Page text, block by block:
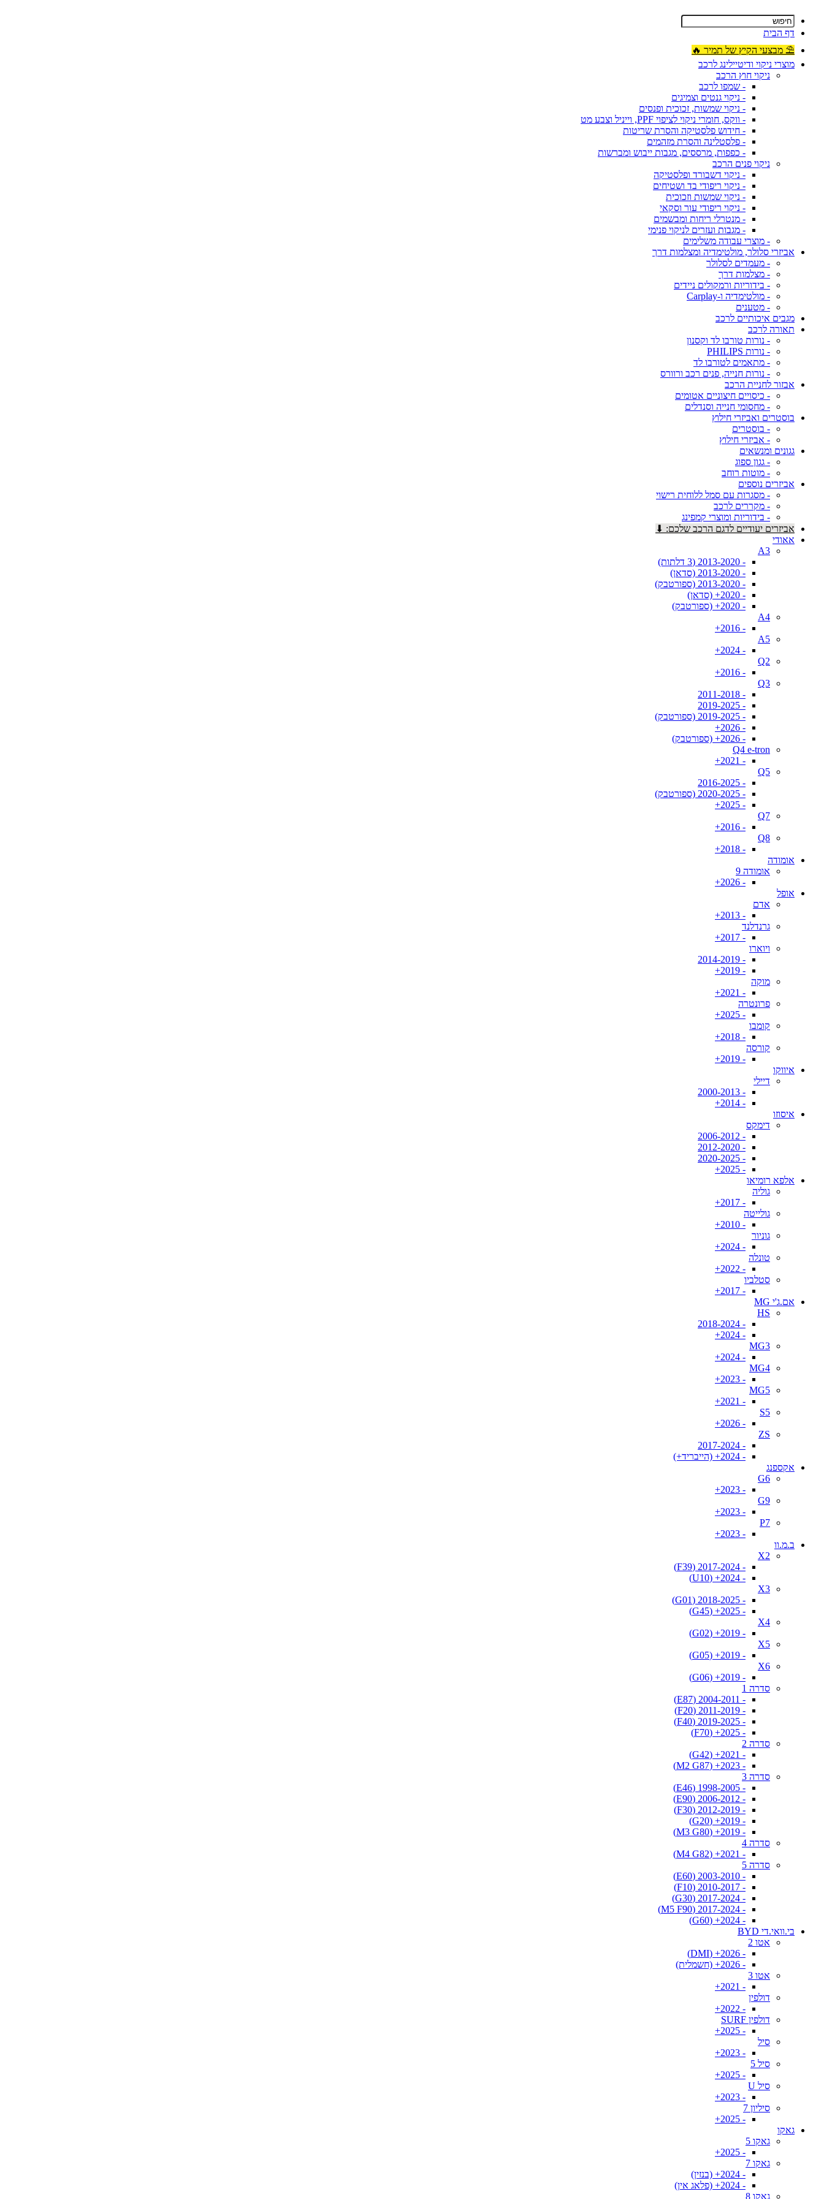
דף הבית
⛱ מבצעי הקיץ של תמיר 🔥
מוצרי ניקוי ודיטיילינג לרכב
ניקוי חוץ הרכב
- שמפו לרכב
- ניקוי גנטים וצמיגים
- ניקוי שמשות, זכוכית ופנסים
- ווקס, חומרי ניקוי לציפוי PPF, וייניל וצבע מט
- חידוש פלסטיקה והסרת שריטות
- פלסטלינה והסרת מזהמים
- כפפות, מרססים, מגבות ייבוש ומברשות
ניקוי פנים הרכב
- ניקוי דשבורד ופלסטיקה
- ניקוי ריפודי בד ושטיחים
- ניקוי שמשות וזכוכית
- ניקוי ריפודי עור וסקאי
- מנטרלי ריחות ומבשמים
- מגבות ועזרים לניקוי פנימי
- מוצרי עבודה משלימים
אביזרי סלולר, מולטימדיה ומצלמות דרך
- מעמדים לסלולר
- מצלמות דרך
- בידוריות ורמקולים ניידים
- מולטימדיה ו-Carplay
- מטענים
מגבים איכותיים לרכב
תאורה לרכב
- נורות טורבו לד וקסנון
- נורות PHILIPS
- מתאמים לטורבו לד
- נורות חנייה, פנים רכב ורוורס
אבזור לחניית הרכב
- כיסויים חיצוניים אטומים
- מחסומי חנייה וסנדלים
בוסטרים ואביזרי חילוץ
- בוסטרים
- אביזרי חילוץ
גגונים ומנשאים
- גגון ספוג
- מוטות רוחב
אביזרים נוספים
- מסגרות עם סמל ללוחית רישוי
- מקררים לרכב
- בידוריות ומוצרי קמפינג
אביזרים יעודיים לדגם הרכב שלכם: ⬇
אאודי
A3
- 2013-2020 (3 דלתות)
- 2013-2020 (סדאן)
- 2013-2020 (ספורטבק)
- 2020+ (סדאן)
- 2020+ (ספורטבק)
A4
- 2016+
A5
- 2024+
Q2
- 2016+
Q3
- 2011-2018
- 2019-2025
- 2019-2025 (ספורטבק)
- 2026+
- 2026+ (ספורטבק)
Q4 e-tron
- 2021+
Q5
- 2016-2025
- 2020-2025 (ספורטבק)
- 2025+
Q7
- 2016+
Q8
- 2018+
אומודה
אומודה 9
- 2026+
אופל
אדם
- 2013+
גרנדלנד
- 2017+
ויוארו
- 2014-2019
- 2019+
מוקה
- 2021+
פרונטרה
- 2025+
קומבו
- 2018+
קורסה
- 2019+
איווקו
דיילי
- 2000-2013
- 2014+
איסוזו
דימקס
- 2006-2012
- 2012-2020
- 2020-2025
- 2025+
אלפא רומיאו
גוליה
- 2017+
גולייטה
- 2010+
גוניור
- 2024+
טונלה
- 2022+
סטלביו
- 2017+
אם.ג'י MG
HS
- 2018-2024
- 2024+
MG3
- 2024+
MG4
- 2023+
MG5
- 2021+
S5
- 2026+
ZS
- 2017-2024
- 2024+ (הייבריד+)
אקספנג
G6
- 2023+
G9
- 2023+
P7
- 2023+
ב.מ.וו
X2
- 2017-2024 (F39)
- 2024+ (U10)
X3
- 2018-2025 (G01)
- 2025+ (G45)
X4
- 2019+ (G02)
X5
- 2019+ (G05)
X6
- 2019+ (G06)
סדרה 1
- 2004-2011 (E87)
- 2011-2019 (F20)
- 2019-2025 (F40)
- 2025+ (F70)
סדרה 2
- 2021+ (G42)
- 2023+ (M2 G87)
סדרה 3
- 1998-2005 (E46)
- 2006-2012 (E90)
- 2012-2019 (F30)
- 2019+ (G20)
- 2019+ (M3 G80)
סדרה 4
- 2021+ (M4 G82)
סדרה 5
- 2003-2010 (E60)
- 2010-2017 (F10)
- 2017-2024 (G30)
- 2017-2024 (M5 F90)
- 2024+ (G60)
בי.וואי.די BYD
אטו 2
- 2026+ (DMI)
- 2026+ (חשמלית)
אטו 3
- 2021+
דולפין
- 2022+
דולפין SURF
- 2025+
סיל
- 2023+
סיל 5
- 2025+
סיל U
- 2023+
סיליון 7
- 2025+
גאקו
גאקו 5
- 2025+
גאקו 7
- 2024+ (בנזין)
- 2024+ (פלאג אין)
גאקו 8